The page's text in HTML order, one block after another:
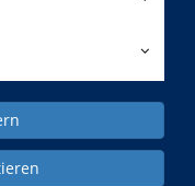
Rein-Subasi